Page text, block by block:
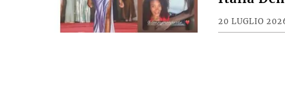
Offese